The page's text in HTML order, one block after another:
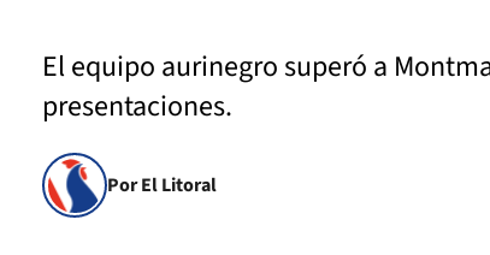
El equipo aurinegro superó a
presentaciones.
Por El Litoral